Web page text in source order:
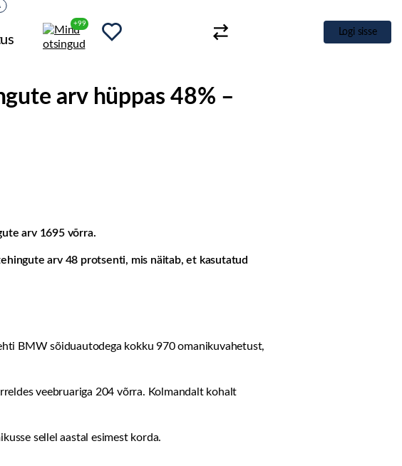
+99
Logi sisse
arv hüppas 48% –
arv 1695 võrra.
arv 48 protsenti, mis näitab, et kasutatud
BMW sõiduautodega kokku 970 omanikuvahetust,
veebruariga 204 võrra. Kolmandalt kohalt
sellel aastal esimest korda.